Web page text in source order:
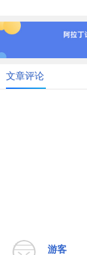
文章评论
游客